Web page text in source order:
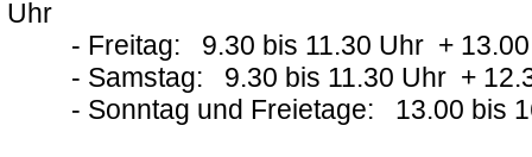
Uhr
- Freitag: 9.30 bis 11.30 Uhr + 13.00
- Samstag: 9.30 bis 11.30 Uhr +
- Sonntag und Freietage: 13.00 bis